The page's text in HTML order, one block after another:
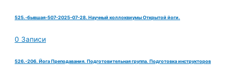
525.-бывшая-507-2025-07-28. Научный коллоквиумы Открытой йоги.
0 Записи
526.-206. Йога Преподавания. Подготовительная группа. Подготовка инструкторов